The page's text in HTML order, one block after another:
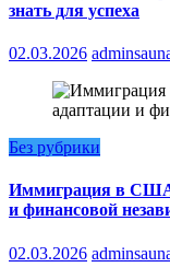
знать для успеха
02.03.2026
Без рубрики
Иммиграция в
и финансовой
02.03.2026